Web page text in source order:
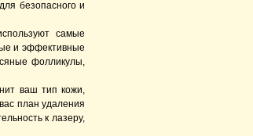
безопасного и
самые
и эффективные
фолликулы,
ваш тип кожи,
план удаления
к лазеру,